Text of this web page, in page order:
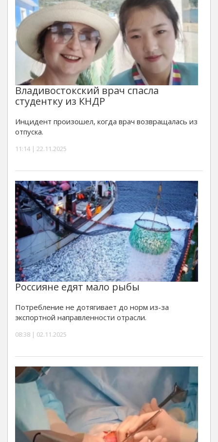
Владивостокский врач спасла
студентку из КНДР
Инцидент произошел, когда врач возвращалась из
отпуска.
11:14 | 22.11.2025
Россияне едят мало рыбы
Потребление не дотягивает до норм из-за
экспортной направленности отрасли.
08:38 | 02.11.2025